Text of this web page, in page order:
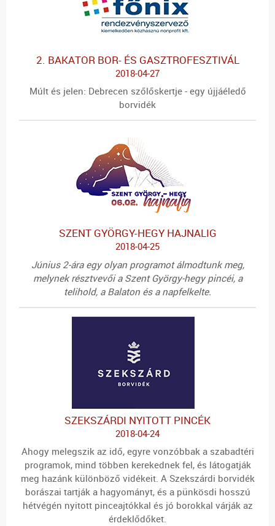
2. BAKATOR BOR- ÉS GASZTROFESZTIVÁL
2018-04-27
Múlt és jelen: Debrecen szőlőskertje - egy újjáéledő
borvidék
SZENT GYÖRGY-HEGY HAJNALIG
2018-04-25
Június 2-ára egy olyan programot álmodtunk meg,
melynek résztvevői a Szent György-hegy pincéi, a
telihold, a Balaton és a napfelkelte.
SZEKSZÁRDI NYITOTT PINCÉK
2018-04-24
Ahogy melegszik az idő, egyre vonzóbbak a szabadtéri
programok, mind többen kerekednek fel, és látogatják
meg hazánk különböző vidékeit. A Szekszárdi borvidék
borászai tartják a hagyományt, és a pünkösdi hosszú
hétvégén nyitott pinceajtókkal és jó borokkal várják az
érdeklődőket.